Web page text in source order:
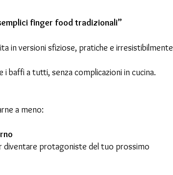
finger food tradizionali”
in versioni sfiziose, pratiche e irresistibilmente
i baffi a tutti, senza complicazioni in cucina.
a meno:
diventare protagoniste del tuo prossimo